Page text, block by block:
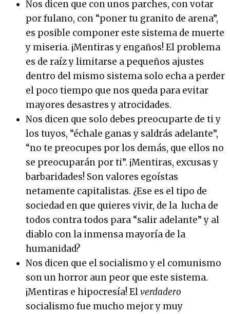
Nos dicen que con unos parches, con votar
por fulano, con “poner tu granito de arena”,
es posible componer este sistema de muerte
y miseria. ¡Mentiras y engaños! El problema
es de raíz y limitarse a pequeños ajustes
dentro del mismo sistema solo echa a perder
el poco tiempo que nos queda para evitar
mayores desastres y atrocidades.
Nos dicen que solo debes preocuparte de ti y
los tuyos, “échale ganas y saldrás adelante”,
“no te preocupes por los demás, que ellos no
se preocuparán por ti”. ¡Mentiras, excusas y
barbaridades! Son valores egoístas
netamente capitalistas. ¿Ese es el tipo de
sociedad en que quieres vivir, de la lucha de
todos contra todos para “salir adelante” y al
diablo con la inmensa mayoría de la
humanidad?
Nos dicen que el socialismo y el comunismo
son un horror aun peor que este sistema.
¡Mentiras e hipocresía! Elverdadero
socialismo fue mucho mejor y muy